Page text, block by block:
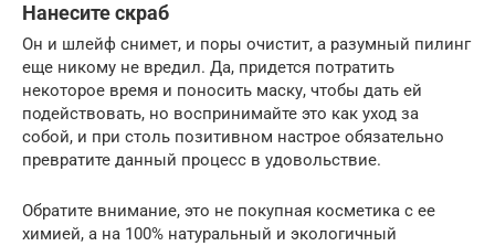
Нанесите скраб
Он и шлейф снимет, и поры очистит, а разумный пилинг
еще никому не вредил. Да, придется потратить
некоторое время и поносить маску, чтобы дать ей
подействовать, но воспринимайте это как уход за
собой, и при столь позитивном настрое обязательно
превратите данный процесс в удовольствие.
Обратите внимание, это не покупная косметика с ее
химией, а на 100% натуральный и экологичный